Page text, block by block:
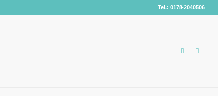
Tel.: 0178-2040506